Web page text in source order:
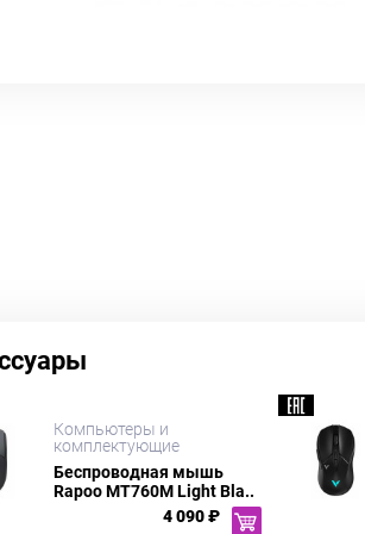
Компьютеры и
комплектующие
Беспроводная мышь
Rapoo MT760M Light Bla..
4 090 ₽